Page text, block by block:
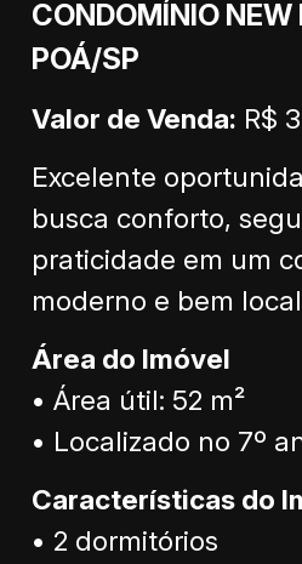
CONDOMÍNIO NEW
POÁ/SP
Valor de Venda: R$
Excelente
busca conforto,
praticidade em um
moderno e bem
Área do Imóvel
• Área útil: 52 m²
• Localizado no 7º
Características do
• 2 dormitórios